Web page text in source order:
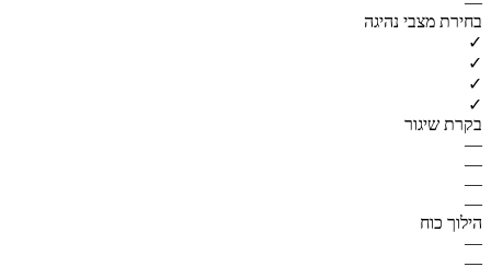
בחירת מצבי נהיגה
✓
✓
✓
✓
בקרת שיגור
—
—
—
—
הילוך כוח
—
—